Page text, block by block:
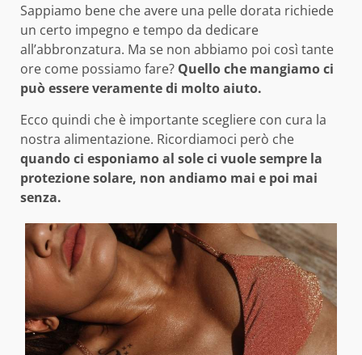
Sappiamo bene che avere una pelle dorata richiede
un certo impegno e tempo da dedicare
all’abbronzatura. Ma se non abbiamo poi così tante
ore come possiamo fare? Quello che mangiamo ci
può essere veramente di molto aiuto.
Ecco quindi che è importante scegliere con cura la
nostra alimentazione. Ricordiamoci però che
quando ci esponiamo al sole ci vuole sempre la
protezione solare, non andiamo mai e poi mai
senza.